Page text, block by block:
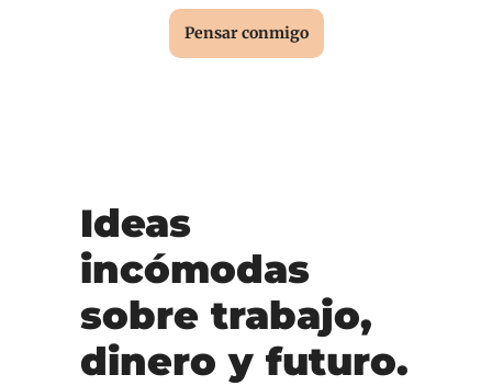
Pensar conmigo
Ideas
incómodas
sobre trabajo,
dinero y futuro.